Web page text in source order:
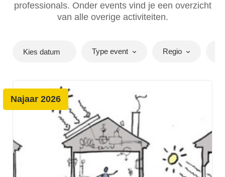
professionals. Onder events vind je een overzicht
van alle overige activiteiten.
Type event Regio
Najaar 2026